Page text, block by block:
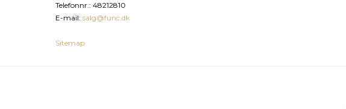
Telefonnr. : 48212810
E-mail: salg@func.dk
Sitemap